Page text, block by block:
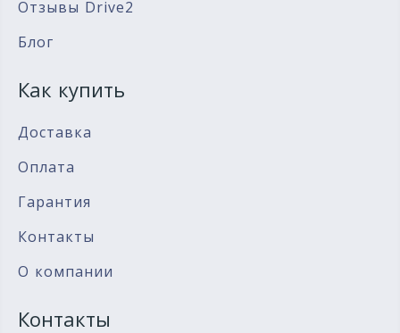
Отзывы Drive2
Блог
Как купить
Доставка
Оплата
Гарантия
Контакты
О компании
Контакты